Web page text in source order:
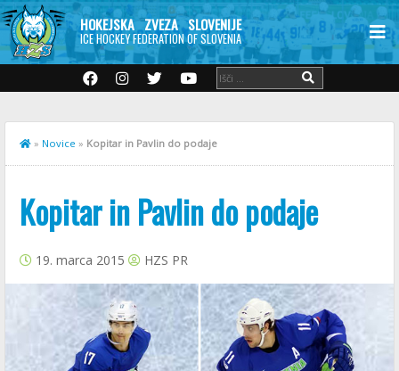
HOKEJSKA ZVEZA SLOVENIJE
ICE HOCKEY FEDERATION OF SLOVENIA
» Novice » Kopitar in Pavlin do podaje
Kopitar in Pavlin do podaje
19. marca 2015 HZS PR